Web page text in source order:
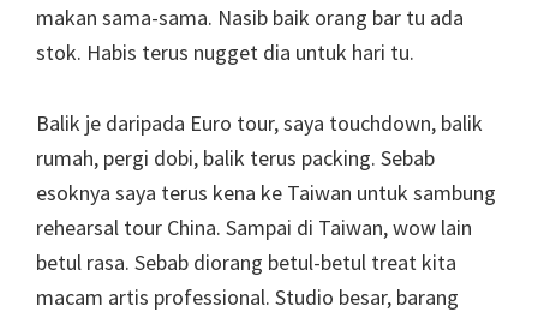
makan sama-sama. Nasib baik orang bar tu ada
stok. Habis terus nugget dia untuk hari tu.
Balik je daripada Euro tour, saya touchdown, balik
rumah, pergi dobi, balik terus packing. Sebab
esoknya saya terus kena ke Taiwan untuk sambung
rehearsal tour China. Sampai di Taiwan, wow lain
betul rasa. Sebab diorang betul-betul treat kita
macam artis professional. Studio besar, barang